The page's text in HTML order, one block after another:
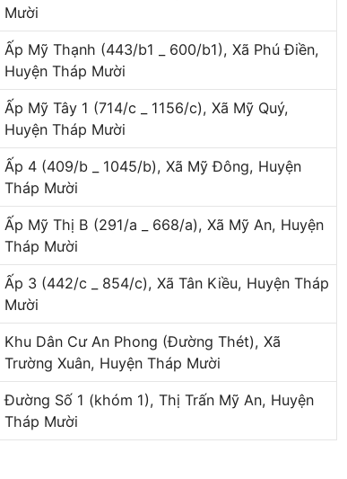
Mười
Ấp Mỹ Thạnh (443/b1 _ 600/b1), Xã Phú Điền,
Huyện Tháp Mười
Ấp Mỹ Tây 1 (714/c _ 1156/c), Xã Mỹ Quý,
Huyện Tháp Mười
Ấp 4 (409/b _ 1045/b), Xã Mỹ Đông, Huyện
Tháp Mười
Ấp Mỹ Thị B (291/a _ 668/a), Xã Mỹ An, Huyện
Tháp Mười
Ấp 3 (442/c _ 854/c), Xã Tân Kiều, Huyện Tháp
Mười
Khu Dân Cư An Phong (Đường Thét), Xã
Trường Xuân, Huyện Tháp Mười
Đường Số 1 (khóm 1), Thị Trấn Mỹ An, Huyện
Tháp Mười